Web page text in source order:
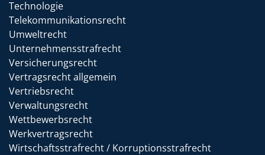
Technologie
Telekommunikationsrecht
Umweltrecht
Unternehmensstrafrecht
Versicherungsrecht
Vertragsrecht allgemein
Vertriebsrecht
Verwaltungsrecht
Wettbewerbsrecht
Werkvertragsrecht
Wirtschaftsstrafrecht / Korruptionsstrafrecht